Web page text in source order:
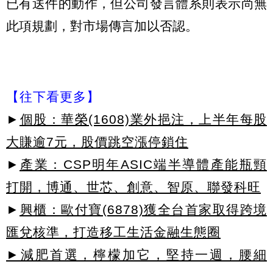
已有送件的動作，但公司發言體系則表示尚無
此項規劃，對市場傳言加以否認。
【往下看更多】
► 個股：華榮(1608)業外挹注，上半年每股
大賺逾7元，股價跳空漲停鎖住
► 產業：CSP明年ASIC端半導體產能瓶頸
打開，博通、世芯、創意、智原、聯發科旺
► 興櫃：歐付寶(6878)獲全台首家取得跨境
匯兌核準，打造移工生活金融生態圈
►減肥首選，檸檬加它，堅持一週，腰細